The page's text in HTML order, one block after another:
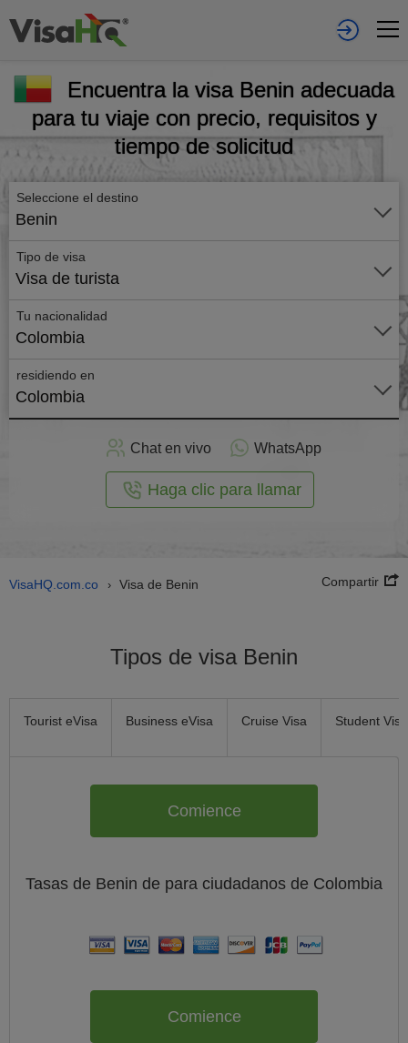
Encuentra la visa Benin adecuada
para tu viaje con precio, requisitos y
tiempo de solicitud
Seleccione el destino
Benin
Tipo de visa
Visa de turista
Tu nacionalidad
Colombia
residiendo en
Colombia
Chat en vivo WhatsApp
Haga clic para llamar
VisaHQ.com.co › Visa de Benin Compartir
Tipos de visa Benin
Tourist eVisa Business eVisa Cruise Visa Student Visa
Comience
Tasas de Benin de para ciudadanos de Colombia
Comience